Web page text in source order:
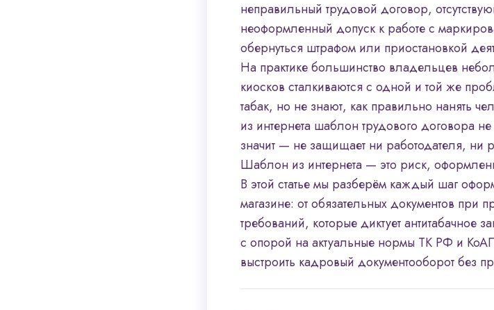
неправильный трудовой договор,
неоформленный допуск к работе с
обернуться штрафом или приостановкой
На практике большинство владельцев
киосков сталкиваются с одной и той же
табак, но не знают, как правильно нанять
из интернета шаблон трудового договора
значит — не защищает ни работодателя, ни
Шаблон из интернета — это риск,
В этой статье мы разберём каждый шаг
магазине: от обязательных документов при
требований, которые диктует антитабачное
с опорой на актуальные нормы ТК РФ и
выстроить кадровый документооборот без